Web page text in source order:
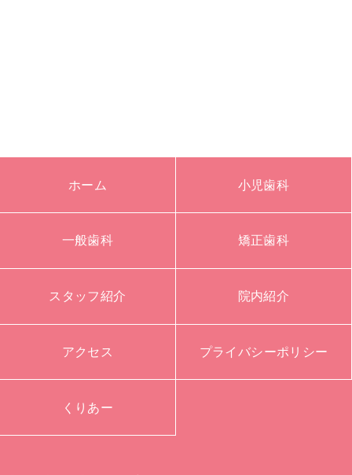
ホーム 小児歯科
一般歯科 矯正歯科
スタッフ紹介 院内紹介
アクセス プライバシーポリシー
くりあー